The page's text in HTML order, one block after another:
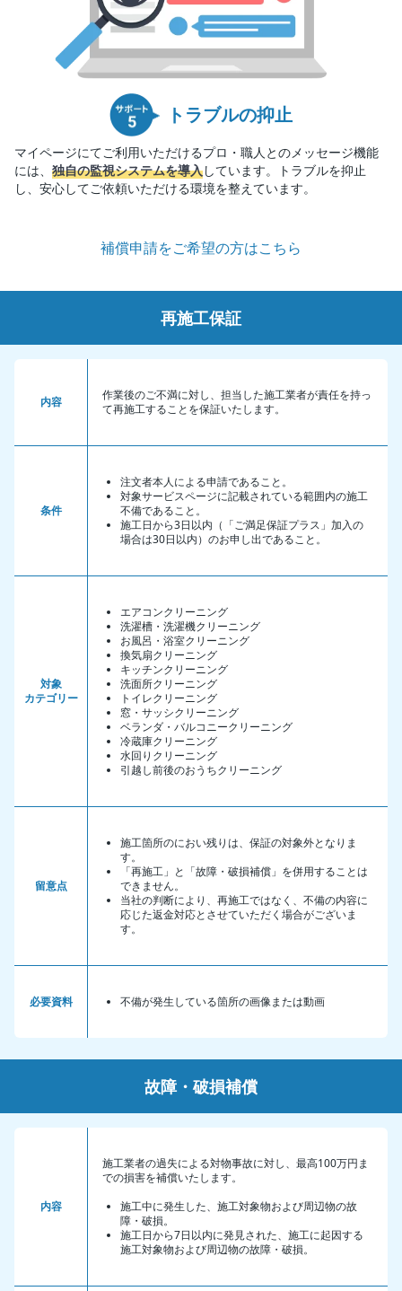
トラブルの抑止
マイページにてご利用いただけるプロ・職人とのメッセージ機能
には、 独自の監視システムを導入しています。トラブルを抑止
し、安心してご依頼いただける環境を整えています。
補償申請をご希望の方はこちら
再施工保証
内容
作業後のご不満に対し、担当した施工業者が責任を持っ
て再施工することを保証いたします。
条件
注文者本人による申請であること。
対象サービスページに記載されている範囲内の施工
不備であること。
施工日から3日以内（「ご満足保証プラス」加入の
場合は30日以内）のお申し出であること。
対象
カテゴリー
エアコンクリーニング
洗濯槽・洗濯機クリーニング
お風呂・浴室クリーニング
換気扇クリーニング
キッチンクリーニング
洗面所クリーニング
トイレクリーニング
窓・サッシクリーニング
ベランダ・バルコニークリーニング
冷蔵庫クリーニング
水回りクリーニング
引越し前後のおうちクリーニング
留意点
施工箇所のにおい残りは、保証の対象外となりま
す。
「再施工」と「故障・破損補償」を併用することは
できません。
当社の判断により、再施工ではなく、不備の内容に
応じた返金対応とさせていただく場合がございま
す。
必要資料 不備が発生している箇所の画像または動画
故障・破損補償
内容
施工業者の過失による対物事故に対し、最高100万円ま
での損害を補償いたします。
施工中に発生した、施工対象物および周辺物の故
障・破損。
施工日から7日以内に発見された、施工に起因する
施工対象物および周辺物の故障・破損。